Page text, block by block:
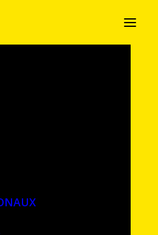
2020
du fans club « Les
2017-2022 –
historique